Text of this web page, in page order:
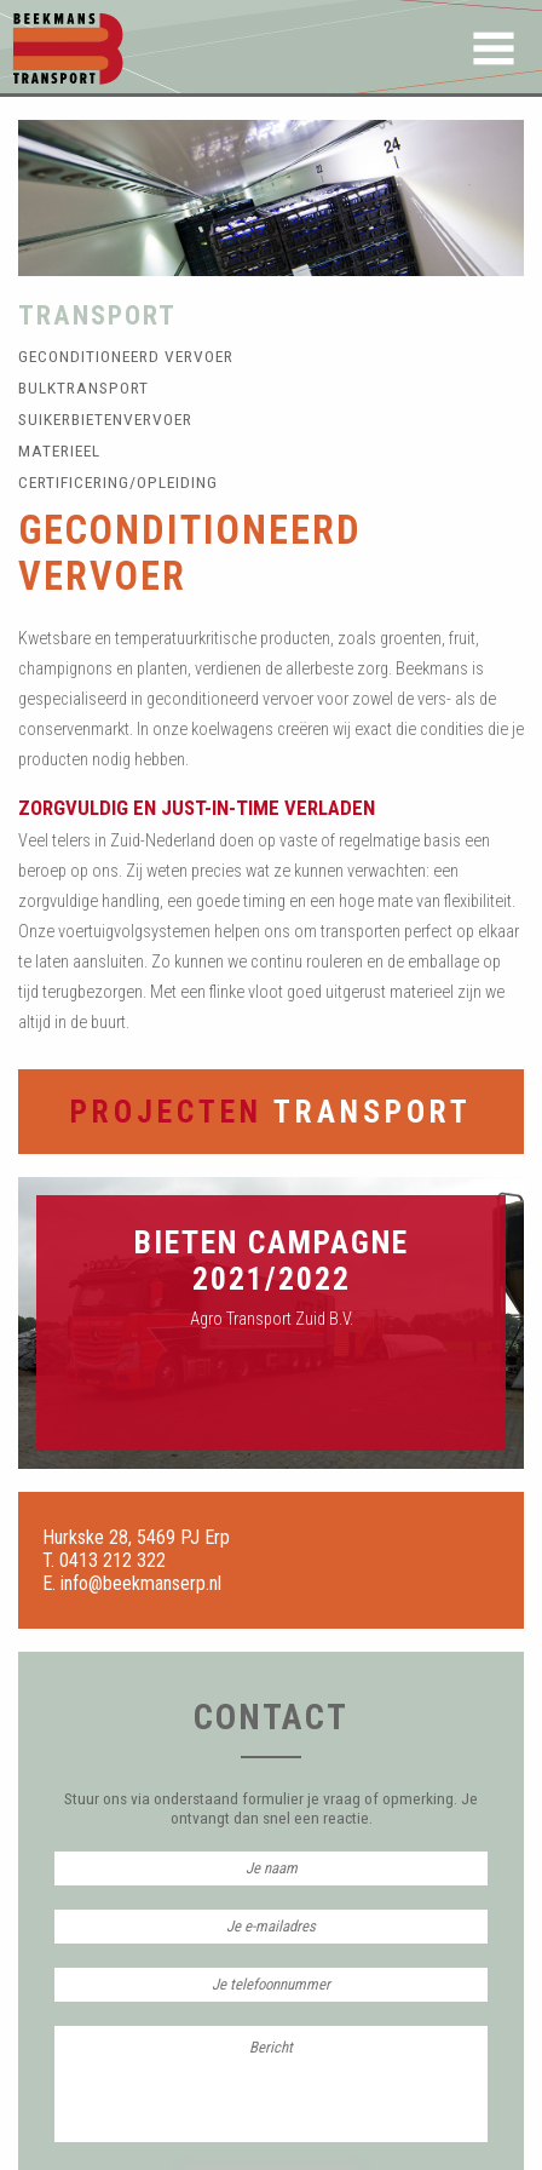
TRANSPORT
GECONDITIONEERD VERVOER
BULKTRANSPORT
SUIKERBIETENVERVOER
MATERIEEL
CERTIFICERING/OPLEIDING
GECONDITIONEERD
VERVOER
Kwetsbare en temperatuurkritische producten, zoals groenten, fruit,
champignons en planten, verdienen de allerbeste zorg. Beekmans is
gespecialiseerd in geconditioneerd vervoer voor zowel de vers- als de
conservenmarkt. In onze koelwagens creëren wij exact die condities die je
producten nodig hebben.
ZORGVULDIG EN JUST-IN-TIME VERLADEN
Veel telers in Zuid-Nederland doen op vaste of regelmatige basis een
beroep op ons. Zij weten precies wat ze kunnen verwachten: een
zorgvuldige handling, een goede timing en een hoge mate van flexibiliteit.
Onze voertuigvolgsystemen helpen ons om transporten perfect op elkaar
te laten aansluiten. Zo kunnen we continu rouleren en de emballage op
tijd terugbezorgen. Met een flinke vloot goed uitgerust materieel zijn we
altijd in de buurt.
PROJECTEN TRANSPORT
BIETEN CAMPAGNE
2021/2022
Agro Transport Zuid B.V.
Hurkske 28, 5469 PJ Erp
T. 0413 212 322
E. info@beekmanserp.nl
CONTACT
Stuur ons via onderstaand formulier je vraag of opmerking. Je
ontvangt dan snel een reactie.